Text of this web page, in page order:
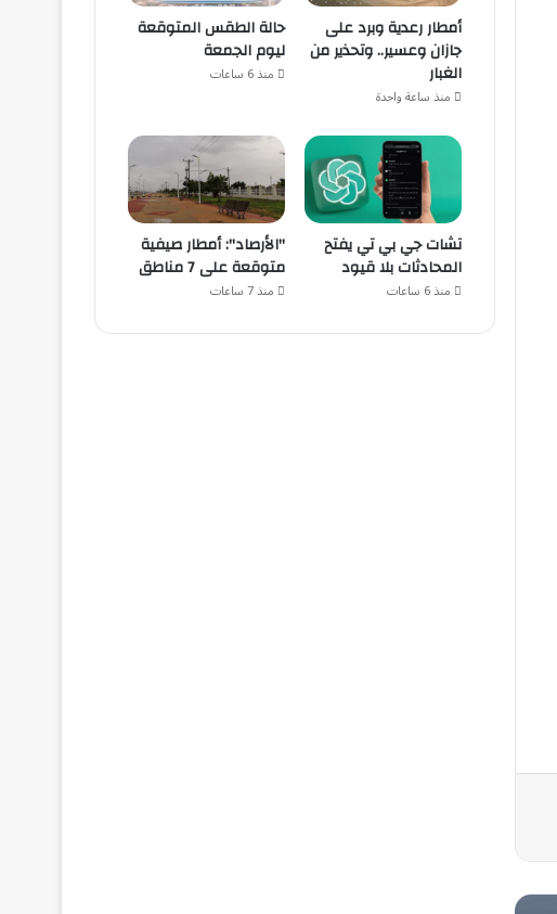
أمطار رعدية وبرد على
جازان وعسير.. وتحذير من
الغبار
منذ ساعة واحدة
حالة الطقس المتوقعة
ليوم الجمعة
منذ 6 ساعات
تشات جي بي تي يفتح
المحادثات بلا قيود
منذ 6 ساعات
"الأرصاد": أمطار صيفية
متوقعة على 7 مناطق
منذ 7 ساعات